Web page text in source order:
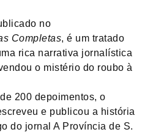
no
Completas, é um tratado
rica narrativa jornalística
o mistério do roubo à
200 depoimentos, o
e publicou a história
do jornal A Província de S.